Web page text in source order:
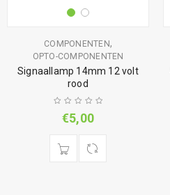
COMPONENTEN,
OPTO-COMPONENTEN
Signaallamp 14mm 12 volt
rood
€5,00